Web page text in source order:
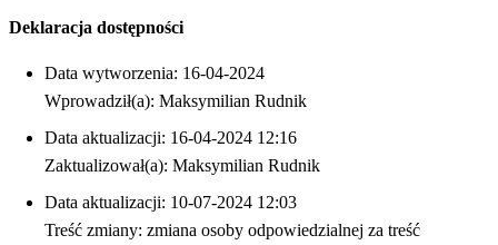
Deklaracja dostępności
Data wytworzenia: 16-04-2024
Wprowadził(a): Maksymilian Rudnik
Data aktualizacji: 16-04-2024 12:16
Zaktualizował(a): Maksymilian Rudnik
Data aktualizacji: 10-07-2024 12:03
Treść zmiany: zmiana osoby odpowiedzialnej za treść